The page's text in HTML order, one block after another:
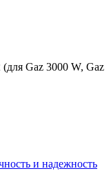
Gaz 3000 W, Gaz
и надежность